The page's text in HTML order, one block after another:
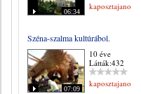
06:34
kaposztajanos
Széna-szalma kultúrábol.
07:09
10 éve
Látták:432
kaposztajanos